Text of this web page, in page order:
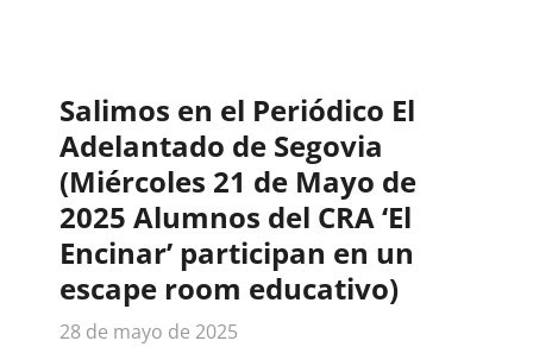
Salimos en el Periódico El
Adelantado de Segovia
(Miércoles 21 de Mayo de
2025 Alumnos del CRA ‘El
Encinar’ participan en un
escape room educativo)
28 de mayo de 2025